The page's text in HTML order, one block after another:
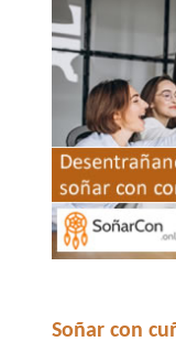
Soñar con